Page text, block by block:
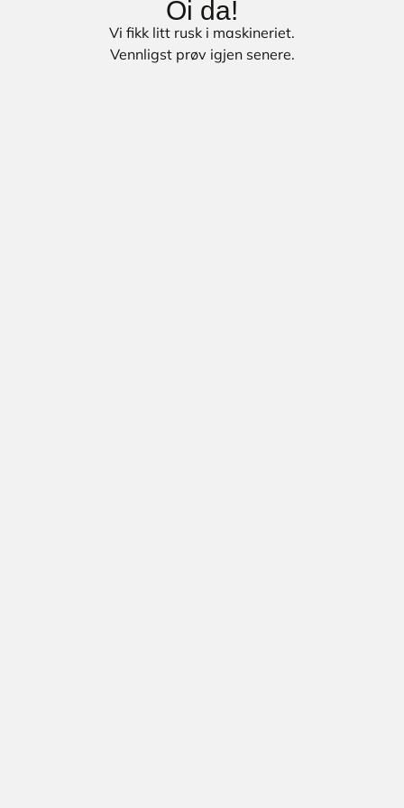
Oi da!
Vi fikk litt rusk i maskineriet.
Vennligst prøv igjen senere.